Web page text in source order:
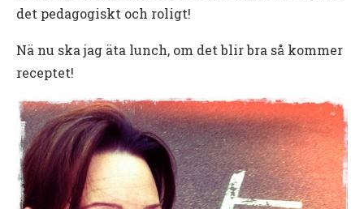
det pedagogiskt och roligt!
Nä nu ska jag äta lunch, om det blir bra så kommer
receptet!